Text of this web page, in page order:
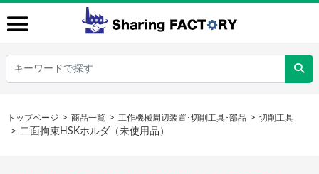
トップページ 商品一覧 工作機械周辺装置･切削工具･部品 切削工具
二面拘束HSKホルダ（未使用品）